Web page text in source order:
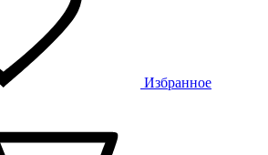
Избранное